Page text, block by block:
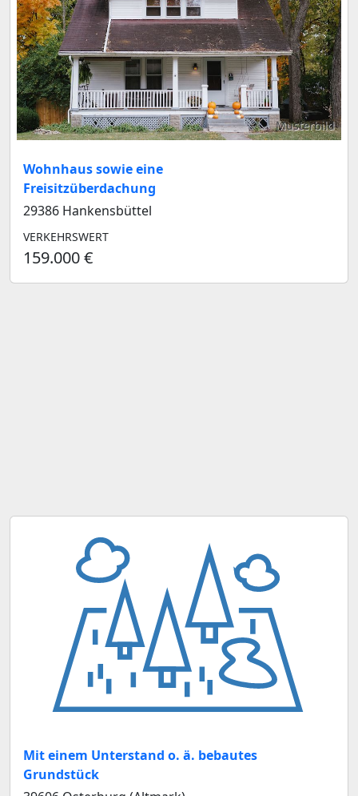
Musterbild
Wohnhaus sowie eine
Freisitzüberdachung
29386 Hankensbüttel
VERKEHRSWERT
159.000 €
Mit einem Unterstand o. ä. bebautes
Grundstück